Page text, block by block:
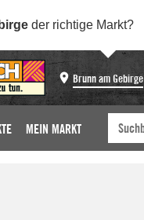
der richtige Markt?
Brunn am Gebirge
MEIN MARKT